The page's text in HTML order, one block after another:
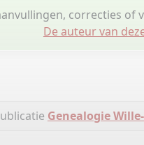
correcties of
De auteur van
Genealogie